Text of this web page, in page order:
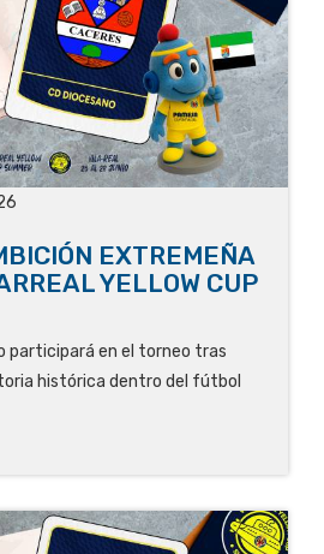
EXTREMEÑA
YELLOW CUP
participará en el torneo tras
histórica dentro del fútbol